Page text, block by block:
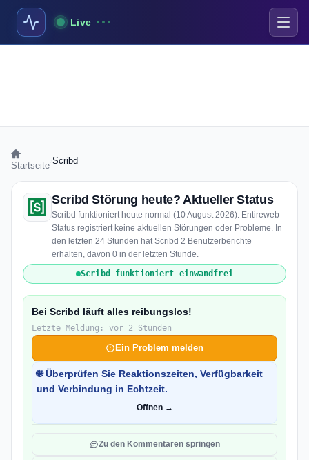
Live
Startseite Scribd
Scribd Störung heute? Aktueller Status
Scribd funktioniert heute normal (10 August 2026). Entireweb
Status registriert keine aktuellen Störungen oder Probleme. In
den letzten 24 Stunden hat Scribd 2 Benutzerberichte
erhalten, davon 0 in der letzten Stunde.
Scribd funktioniert einwandfrei
Bei Scribd läuft alles reibungslos!
Letzte Meldung: vor 2 Stunden
Ein Problem melden
🌐 Überprüfen Sie Reaktionszeiten, Verfügbarkeit
und Verbindung in Echtzeit.
Öffnen →
Zu den Kommentaren springen